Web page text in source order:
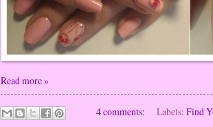
Read more »
4 comments: Labels:Find